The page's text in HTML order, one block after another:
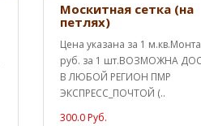
Москитная сетка (на
петлях)
Цена указана за 1
руб. за 1 шт.ВОЗМОЖНА
В ЛЮБОЙ РЕГИОН ПМР
ЭКСПРЕСС_ПОЧТОЙ (..
300.0 Руб.